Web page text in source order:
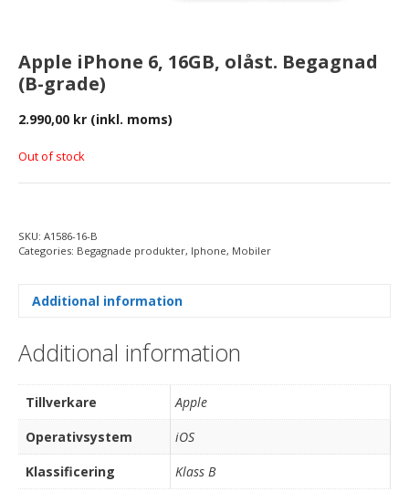
Apple iPhone 6, 16GB, olåst. Begagnad
(B-grade)
2.990,00 kr (inkl. moms)
Out of stock
SKU: A1586-16-B
Categories: Begagnade produkter, Iphone, Mobiler
Additional information
Additional information
Tillverkare
Apple
Operativsystem
iOS
Klassificering
Klass B